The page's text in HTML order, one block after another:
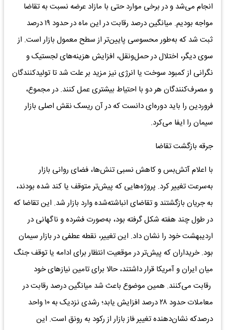
انجام می‌شد و در برخی موارد حتی با مازاد عرضه نسبت به تقاضا
مواجه بودیم. میانگین درصد رقابت در این ماه در حدود ۱۹ درصد
ثبت شد که به‌طور محسوسی پایین‌تر از سطح معمول بازار است. از
سوی دیگر، اختلال در حمل‌ونقل، افزایش هزینه‌های لجستیک و
نگرانی از کمبود سوخت یا انرژی نیز مزید بر علت شد تا تولیدکنندگان
و مصرف‌کنندگان هر دو با احتیاط بیشتری عمل کنند. در مجموع،
فروردین را باید دوره‌ای دانست که در آن ریسک نقش اصلی بازار
سیمان را ایفا می‌کرد.
جرقه بازگشت تقاضا
با اعلام آتش‌بس و کاهش نسبی تنش‌ها، فضای روانی بازار
به‌سرعت تغییر کرد. پروژه‌هایی که پیش‌تر متوقف یا کند شده بودند،
به جریان بازگشتند و تقاضای انباشته‌شده وارد بازار شد. این تقاضا که
در طول چند هفته شکل گرفته بود، به‌صورت فشرده و ناگهانی در
اردیبهشت خود را نشان داد. این تغییر، نقطه عطفی در بازار سیمان
بود. خریداران که پیش‌تر در موقعیت انتظار برای ادامه یا توقف جنگ
میان ایران و آمریکا قرار داشتند، حالا برای تامین نیازهای خود
رقابت می‌کنند. همین موضوع باعث شد میانگین درصد رقابت در
معاملات حدود ۲۸ درصد افزایش یابد؛ رشدی نزدیک به ۱۰ واحد
درصدکه نشان‌دهنده تغییر فاز بازار از رکود به رونق است. این